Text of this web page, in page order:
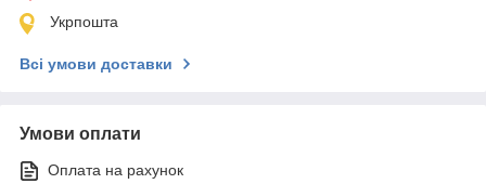
Укрпошта
Всі умови доставки
Умови оплати
Оплата на рахунок